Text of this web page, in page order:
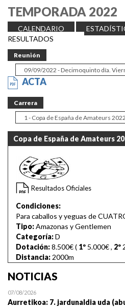
TEMPORADA 2022
CALENDARIO
RESULTADOS
Reunión
ACTA
Carrera
Copa de España de Amateurs
Resultados Oficiales
Condiciones:
Para caballos y yeguas de
Tipo:Amazonas y Gentlemen
Categoría:D
Dotación:8.500€ ( 1º 5.000€, 2º
Distancia: 2000m
NOTICIAS
07/08/2026
Aurretikoa: 7. jardunaldia uda